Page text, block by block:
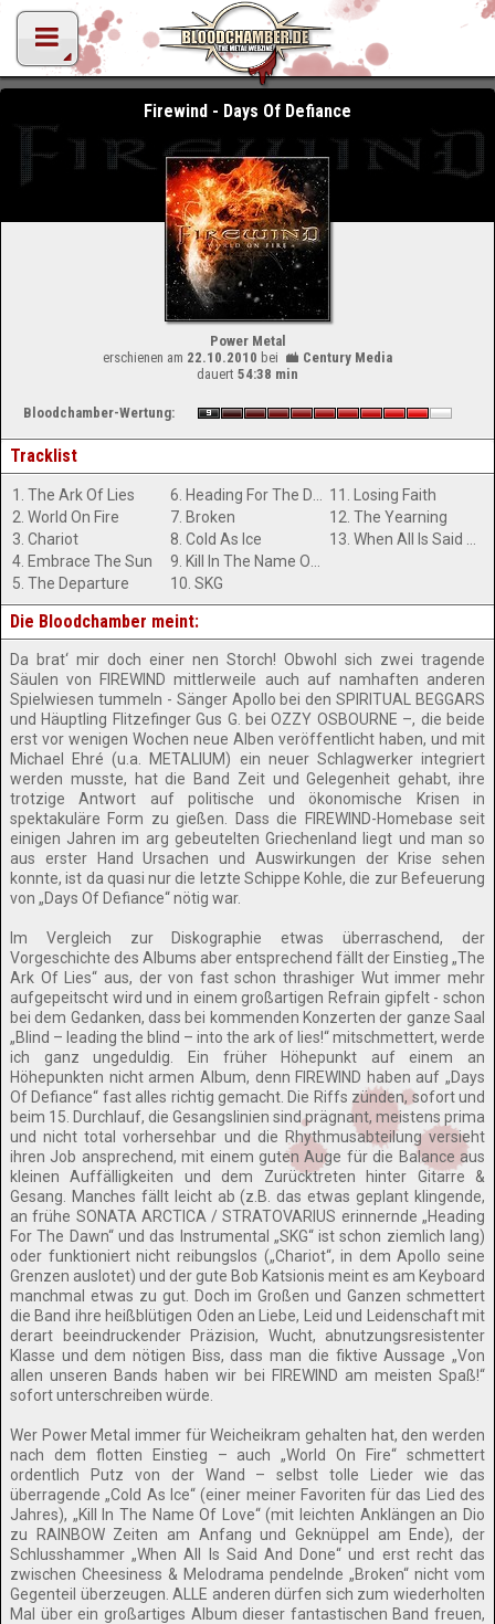
Firewind - Days Of Defiance
Power Metal
erschienen am 22.10.2010 bei
Century Media
dauert 54:38 min
Bloodchamber-Wertung:
Tracklist
1. The Ark Of Lies
2. World On Fire
3. Chariot
4. Embrace The Sun
5. The Departure
7. Broken
8. Cold As Ice
10. SKG
11. Losing Faith
12. The Yearning
Die Bloodchamber meint:
Da brat‘ mir doch einer nen Storch! Obwohl sich zwei tragende
Säulen von FIREWIND mittlerweile auch auf namhaften anderen
Spielwiesen tummeln - Sänger Apollo bei den SPIRITUAL BEGGARS
und Häuptling Flitzefinger Gus G. bei OZZY OSBOURNE –, die beide
erst vor wenigen Wochen neue Alben veröffentlicht haben, und mit
Michael Ehré (u.a. METALIUM) ein neuer Schlagwerker integriert
werden musste, hat die Band Zeit und Gelegenheit gehabt, ihre
trotzige Antwort auf politische und ökonomische Krisen in
spektakuläre Form zu gießen. Dass die FIREWIND-Homebase seit
einigen Jahren im arg gebeutelten Griechenland liegt und man so
aus erster Hand Ursachen und Auswirkungen der Krise sehen
konnte, ist da quasi nur die letzte Schippe Kohle, die zur Befeuerung
von „Days Of Defiance“ nötig war.
Im Vergleich zur Diskographie etwas überraschend, der
Vorgeschichte des Albums aber entsprechend fällt der Einstieg „The
Ark Of Lies“ aus, der von fast schon thrashiger Wut immer mehr
aufgepeitscht wird und in einem großartigen Refrain gipfelt - schon
bei dem Gedanken, dass bei kommenden Konzerten der ganze Saal
„Blind – leading the blind – into the ark of lies!“ mitschmettert, werde
ich ganz ungeduldig. Ein früher Höhepunkt auf einem an
Höhepunkten nicht armen Album, denn FIREWIND haben auf „Days
Of Defiance“ fast alles richtig gemacht. Die Riffs zünden, sofort und
beim 15. Durchlauf, die Gesangslinien sind prägnant, meistens prima
und nicht total vorhersehbar und die Rhythmusabteilung versieht
ihren Job ansprechend, mit einem guten Auge für die Balance aus
kleinen Auffälligkeiten und dem Zurücktreten hinter Gitarre &
Gesang. Manches fällt leicht ab (z.B. das etwas geplant klingende,
an frühe SONATA ARCTICA / STRATOVARIUS erinnernde „Heading
For The Dawn“ und das Instrumental „SKG“ ist schon ziemlich lang)
oder funktioniert nicht reibungslos („Chariot“, in dem Apollo seine
Grenzen auslotet) und der gute Bob Katsionis meint es am Keyboard
manchmal etwas zu gut. Doch im Großen und Ganzen schmettert
die Band ihre heißblütigen Oden an Liebe, Leid und Leidenschaft mit
derart beeindruckender Präzision, Wucht, abnutzungsresistenter
Klasse und dem nötigen Biss, dass man die fiktive Aussage „Von
allen unseren Bands haben wir bei FIREWIND am meisten Spaß!“
sofort unterschreiben würde.
Wer Power Metal immer für Weicheikram gehalten hat, den werden
nach dem flotten Einstieg – auch „World On Fire“ schmettert
ordentlich Putz von der Wand – selbst tolle Lieder wie das
überragende „Cold As Ice“ (einer meiner Favoriten für das Lied des
Jahres), „Kill In The Name Of Love“ (mit leichten Anklängen an Dio
zu RAINBOW Zeiten am Anfang und Geknüppel am Ende), der
Schlusshammer „When All Is Said And Done“ und erst recht das
zwischen Cheesiness & Melodrama pendelnde „Broken“ nicht vom
Gegenteil überzeugen. ALLE anderen dürfen sich zum wiederholten
Mal über ein großartiges Album dieser fantastischen Band freuen,